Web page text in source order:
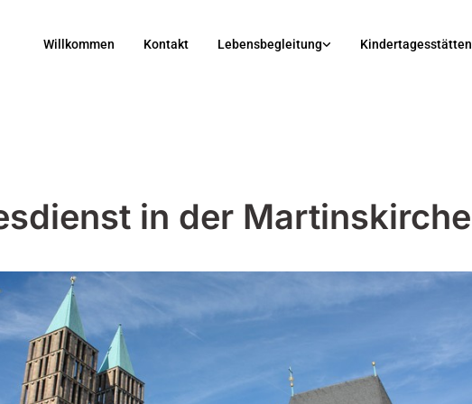
Willkommen Kontakt Lebensbegleitung Kindertagesstätten
in der Martinskirche